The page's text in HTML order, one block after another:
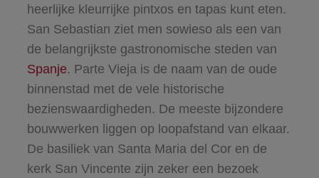
heerlijke kleurrijke pintxos en tapas kunt eten.
San Sebastian ziet men sowieso als een van
de belangrijkste gastronomische steden van
Spanje. Parte Vieja is de naam van de oude
binnenstad met de vele historische
bezienswaardigheden. De meeste bijzondere
bouwwerken liggen op loopafstand van elkaar.
De basiliek van Santa Maria del Cor en de
kerk San Vincente zijn zeker een bezoek